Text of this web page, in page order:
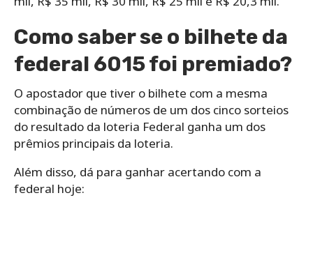
Como saber se o bilhete da
federal 6015 foi premiado?
O apostador que tiver o bilhete com a mesma
combinação de números de um dos cinco sorteios
do resultado da loteria Federal ganha um dos
prêmios principais da loteria.
Além disso, dá para ganhar acertando com a
federal hoje: